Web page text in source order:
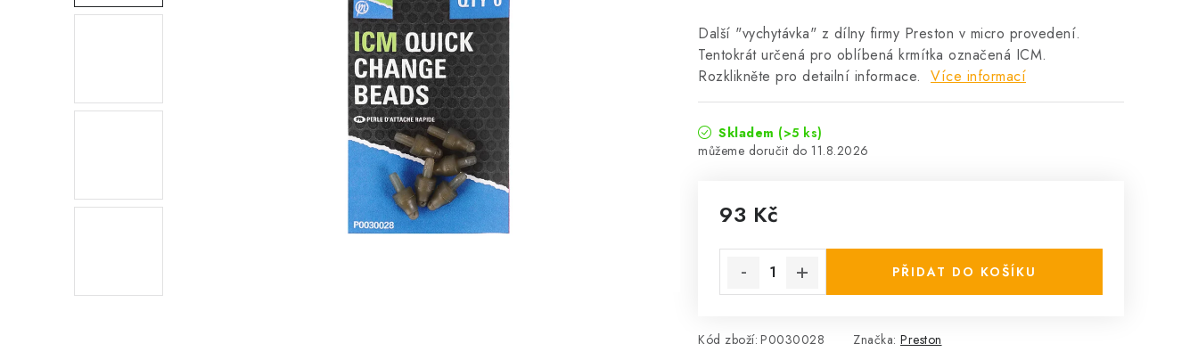
Další "vychytávka" z dílny firmy Preston v micro provedení.
Tentokrát určená pro oblíbená krmítka označená ICM.
Rozklikněte pro detailní informace. Více informací
Skladem (>5 ks)
11.8.2026
93 Kč
PŘIDAT DO KOŠÍKU
Kód zboží: P0030028 Značka: Preston